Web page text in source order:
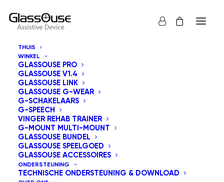
THUIS
WINKEL
GLASSOUSE PRO
GLASSOUSE V1.4
GLASSOUSE LINK
GLASSOUSE G-WEAR
G-SCHAKELAARS
G-SPEECH
VINGER REHAB TRAINER
G-MOUNT MULTI-MOUNT
GLASSOUSE BUNDEL
GLASSOUSE SPEELGOED
GLASSOUSE ACCESSOIRES
ONDERSTEUNING
TECHNISCHE ONDERSTEUNING & DOWNLOAD
Het Begrijpen van
Gebruikers: Wie
Profiteert van
Handsfree